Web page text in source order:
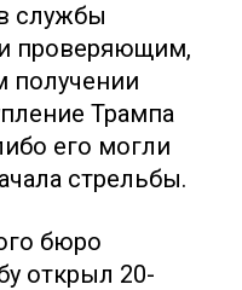
службы
проверяющим,
получении
Трампа
его могли
стрельбы.
бюро
открыл 20-